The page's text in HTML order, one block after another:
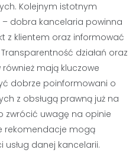
Kolejnym istotnym
dobra kancelaria powinna
z klientem oraz informować
działań oraz
mają kluczowe
dobrze poinformowani o
z obsługą prawną już na
zwrócić uwagę na opinie
rekomendacje mogą
usług danej kancelarii.